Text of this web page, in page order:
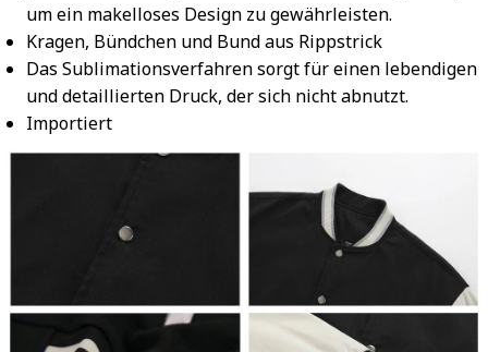
um ein makelloses Design zu gewährleisten.
Kragen, Bündchen und Bund aus Rippstrick
Das Sublimationsverfahren sorgt für einen lebendigen
und detaillierten Druck, der sich nicht abnutzt.
Importiert